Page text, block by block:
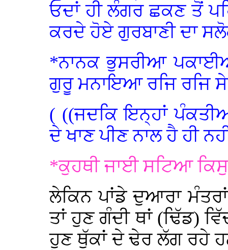
ਓਦਾਂ ਹੀ ਲੰਗਰ ਛਕਣ ਤੋਂ
ਕਰਦੇ ਹੋਏ ਗੁਰਬਾਣੀ ਦਾ
*ਨਾਨਕ ਭੁਸਰੀਆ
ਗੁਰੂ ਮਨਾਇਆ ਰਜਿ ਰਜਿ
( ((ਜਦਕਿ ਇਨ੍ਹਾਂ
ਦੇ ਖਾਣ ਪੀਣ ਨਾਲ ਹੈ ਹੀ
*ਕੁਹਥੀ ਜਾਈ ਸਟਿਆ
ਲੇਕਿਨ ਪਾਂਡੇ ਦੁਆਰਾ
ਤਾਂ ਹੁਣ ਗੰਦੀ ਥਾਂ (ਢਿੱਡ)
ਹੁਣ ਥੁੱਕਾਂ ਦੇ ਢੇਰ ਲੱਗ ਰਹੇ